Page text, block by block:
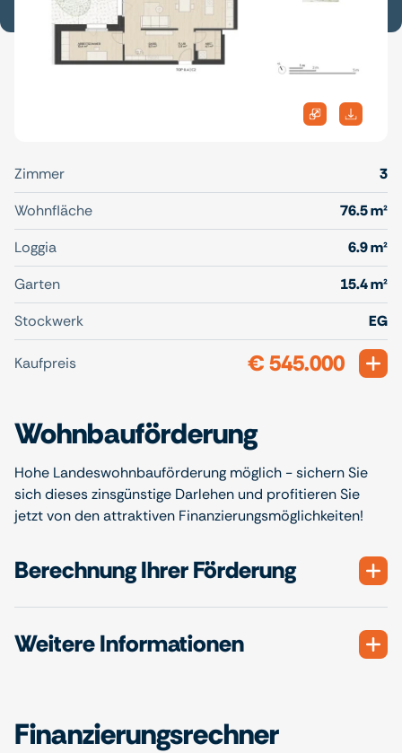
Zimmer
3
Wohnfläche
76.5 m²
Loggia
6.9 m²
Garten
15.4 m²
Stockwerk
EG
Kaufpreis € 545.000
Wohnbauförderung
Hohe Landeswohnbauförderung möglich - sichern Sie
sich dieses zinsgünstige Darlehen und profitieren Sie
jetzt von den attraktiven Finanzierungsmöglichkeiten!
Berechnung Ihrer Förderung
Weitere Informationen
Finanzierungsrechner